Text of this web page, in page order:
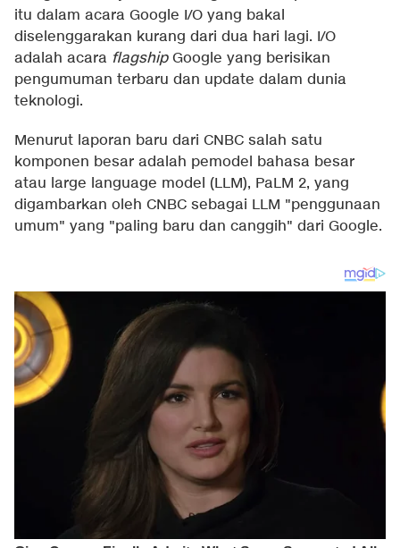
itu dalam acara Google I/O yang bakal
diselenggarakan kurang dari dua hari lagi. I/O
adalah acara flagshipGoogle yang berisikan
pengumuman terbaru dan update dalam dunia
teknologi.
Menurut laporan baru dari CNBC salah satu
komponen besar adalah pemodel bahasa besar
atau large language model (LLM), PaLM 2, yang
digambarkan oleh CNBC sebagai LLM "penggunaan
umum" yang "paling baru dan canggih" dari Google.